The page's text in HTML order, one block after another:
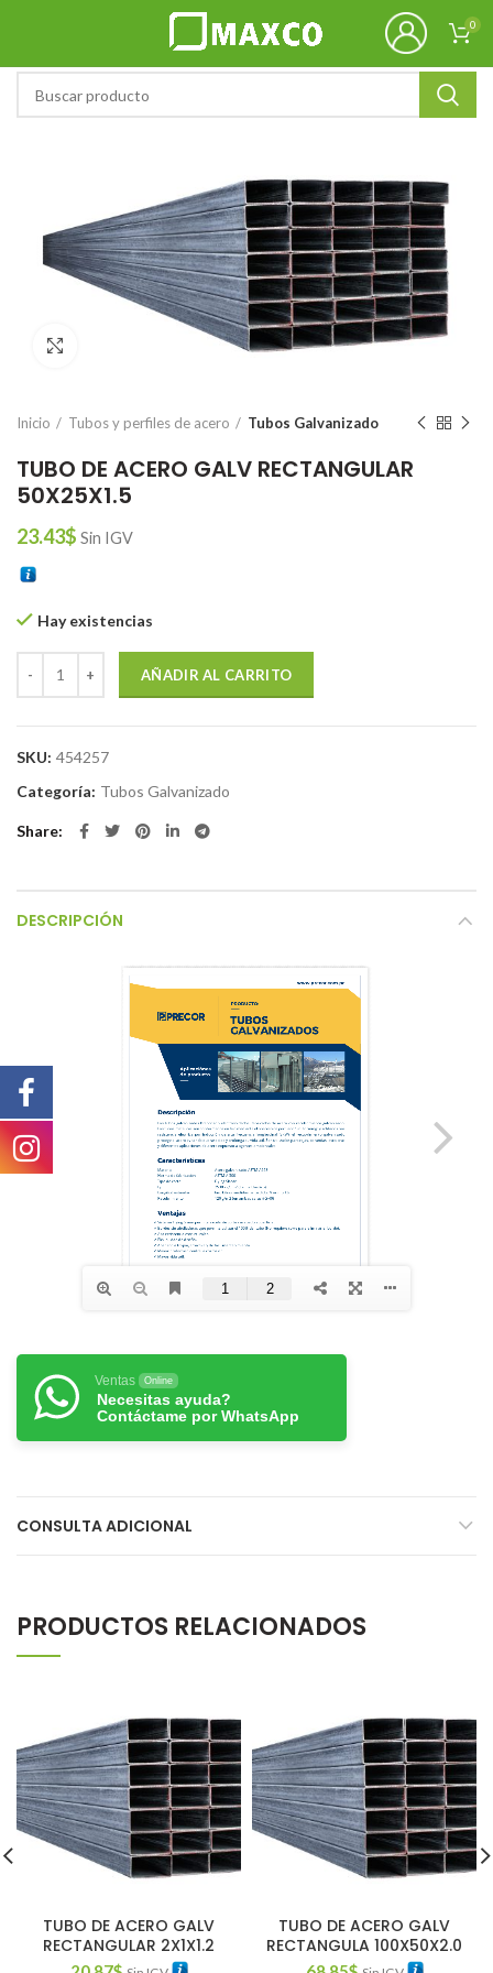
0
Inicio Tubos y perfiles de acero Tubos Galvanizado
TUBO DE ACERO GALV RECTANGULAR
50X25X1.5
23.43$ Sin IGV
Hay existencias
AÑADIR AL CARRITO
SKU: 454257
Categoría: Tubos Galvanizado
Share
DESCRIPCIÓN
Ventas Online
Necesitas ayuda?
Contáctame por WhatsApp
CONSULTA ADICIONAL
PRODUCTOS RELACIONADOS
TUBO DE ACERO GALV
RECTANGULAR 2X1X1.2
TUBO DE ACERO GALV
RECTANGULA 100X50X2.0